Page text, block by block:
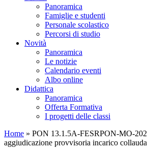
Panoramica
Famiglie e studenti
Personale scolastico
Percorsi di studio
Novità
Panoramica
Le notizie
Calendario eventi
Albo online
Didattica
Panoramica
Offerta Formativa
I progetti delle classi
Home » PON 13.1.5A-FESRPON-MO-
aggiudicazione provvisoria incarico